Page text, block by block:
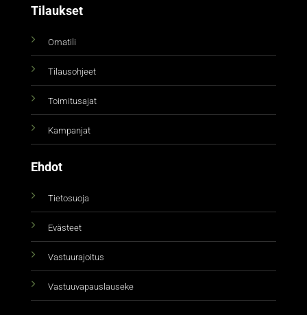
Tilaukset
Omatili
Tilausohjeet
Toimitusajat
Kampanjat
Ehdot
Tietosuoja
Evästeet
Vastuurajoitus
Vastuuvapauslauseke